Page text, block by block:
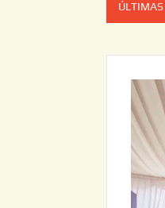
no es el estado de cuenta